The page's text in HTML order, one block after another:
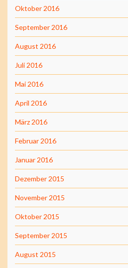
Oktober 2016
September 2016
August 2016
Juli 2016
Mai 2016
April 2016
März 2016
Februar 2016
Januar 2016
Dezember 2015
November 2015
Oktober 2015
September 2015
August 2015